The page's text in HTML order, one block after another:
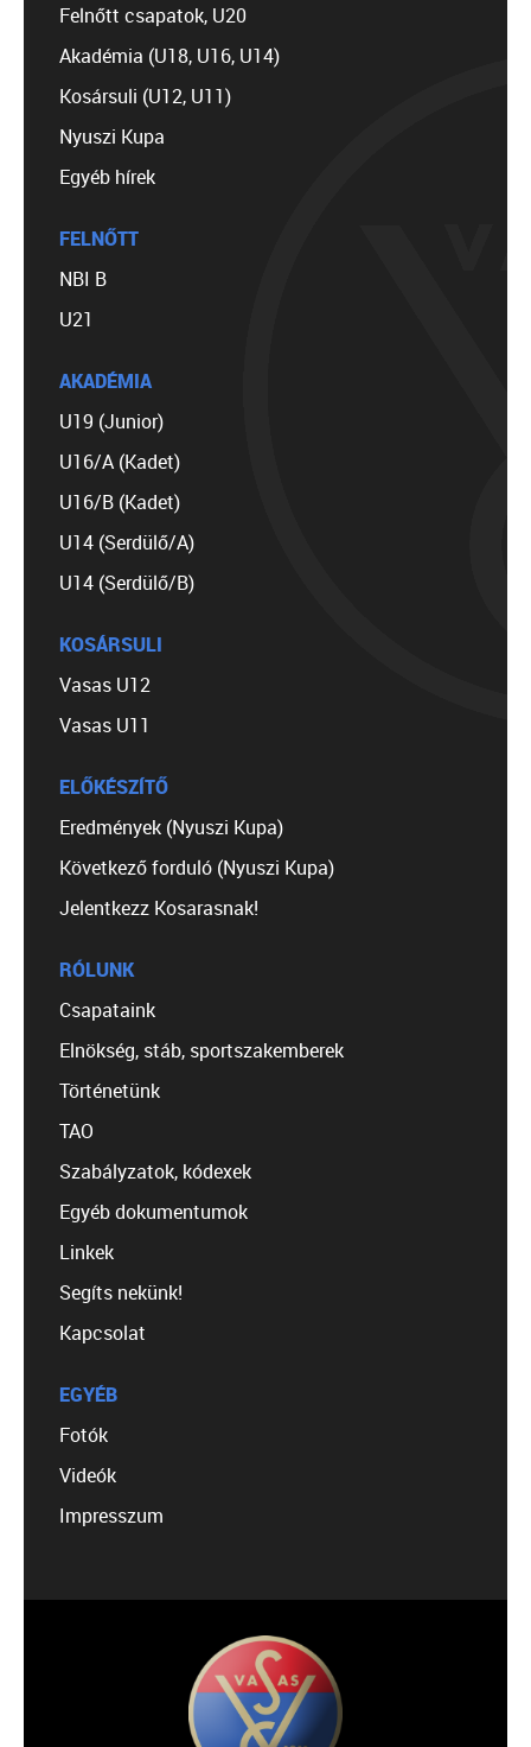
Felnőtt csapatok, U20
Akadémia (U18, U16, U14)
Kosársuli (U12, U11)
Nyuszi Kupa
Egyéb hírek
FELNŐTT
NBI B
U21
AKADÉMIA
U19 (Junior)
U16/A (Kadet)
U16/B (Kadet)
U14 (Serdülő/A)
U14 (Serdülő/B)
KOSÁRSULI
Vasas U12
Vasas U11
ELŐKÉSZÍTŐ
Eredmények (Nyuszi Kupa)
Következő forduló (Nyuszi Kupa)
Jelentkezz Kosarasnak!
RÓLUNK
Csapataink
Elnökség, stáb, sportszakemberek
Történetünk
TAO
Szabályzatok, kódexek
Egyéb dokumentumok
Linkek
Segíts nekünk!
Kapcsolat
EGYÉB
Fotók
Videók
Impresszum